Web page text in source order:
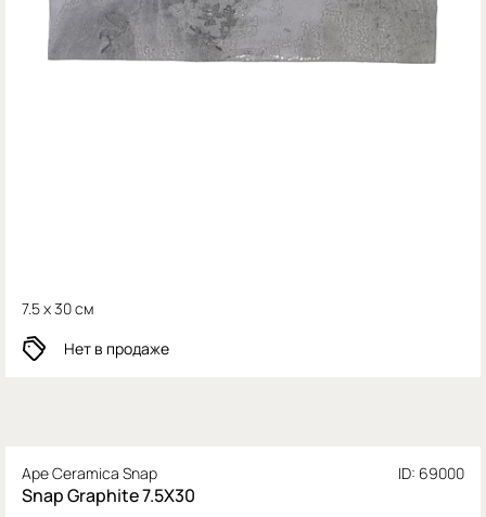
7.5 x 30 см
Нет в продаже
Ape Ceramica Snap ID: 69000
Snap Graphite 7.5X30